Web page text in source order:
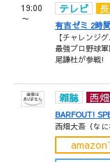
19:00
～
テレビ
有吉ゼミ 2時
【チャレンジグ
最強プロ野球
尾謙杜が参戦!
雑誌 西
BARFOUT!
西畑大吾（な
amazon